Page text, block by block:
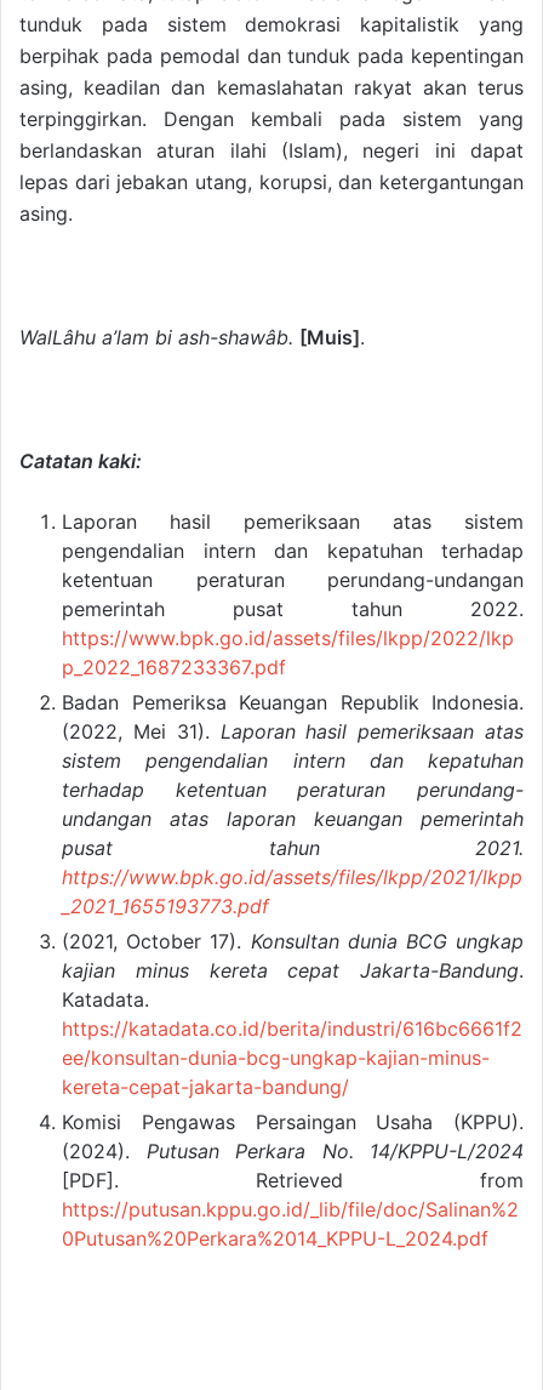
tunduk pada sistem demokrasi kapitalistik yang
berpihak pada pemodal dan tunduk pada kepentingan
asing, keadilan dan kemaslahatan rakyat akan terus
terpinggirkan. Dengan kembali pada sistem yang
berlandaskan aturan ilahi (Islam), negeri ini dapat
lepas dari jebakan utang, korupsi, dan ketergantungan
asing.
WalLâhu a’lam bi ash-shawâb. [Muis].
Catatan kaki:
Laporan hasil pemeriksaan atas sistem
pengendalian intern dan kepatuhan terhadap
ketentuan peraturan perundang-undangan
pemerintah pusat tahun 2022.
https://www.bpk.go.id/assets/files/lkpp/2022/lkp
p_2022_1687233367.pdf
Badan Pemeriksa Keuangan Republik Indonesia.
(2022, Mei 31). Laporan hasil pemeriksaan atas
sistem pengendalian intern dan kepatuhan
terhadap ketentuan peraturan perundang-
undangan atas laporan keuangan pemerintah
pusat tahun 2021.
https://www.bpk.go.id/assets/files/lkpp/2021/lkpp
_2021_1655193773.pdf
(2021, October 17). Konsultan dunia BCG ungkap
kajian minus kereta cepat Jakarta-Bandung.
Katadata.
https://katadata.co.id/berita/industri/616bc6661f2
ee/konsultan-dunia-bcg-ungkap-kajian-minus-
kereta-cepat-jakarta-bandung/
Komisi Pengawas Persaingan Usaha (KPPU).
(2024). Putusan Perkara No. 14/KPPU-L/2024
[PDF]. Retrieved from
https://putusan.kppu.go.id/_lib/file/doc/Salinan%2
0Putusan%20Perkara%2014_KPPU-L_2024.pdf